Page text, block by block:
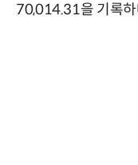
70,014.31을 기록